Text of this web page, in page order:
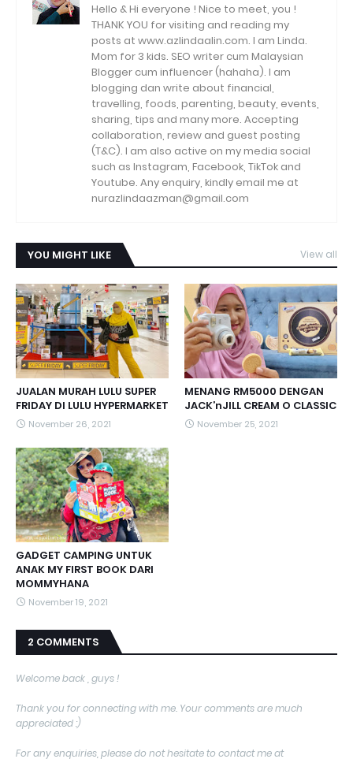
Hello & Hi everyone ! Nice to meet, you !
THANK YOU for visiting and reading my
posts at www.azlindaalin.com. I am Linda.
Mom for 3 kids. SEO writer cum Malaysian
Blogger cum influencer (hahaha). I am
blogging dan write about financial,
travelling, foods, parenting, beauty, events,
sharing, tips and many more. Accepting
collaboration, review and guest posting
(T&C). I am also active on my media social
such as Instagram, Facebook, TikTok and
Youtube. Any enquiry, kindly email me at
nurazlindaazman@gmail.com
YOU MIGHT LIKE View all
JUALAN MURAH LULU SUPER
FRIDAY DI LULU HYPERMARKET
November 26, 2021
MENANG RM5000 DENGAN
JACK’nJILL CREAM O CLASSIC
November 25, 2021
GADGET CAMPING UNTUK
ANAK MY FIRST BOOK DARI
MOMMYHANA
November 19, 2021
2 COMMENTS
Welcome back , guys !
Thank you for connecting with me. Your comments are much
appreciated :)
For any enquiries, please do not hesitate to contact me at